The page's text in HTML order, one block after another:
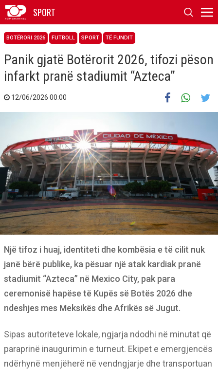
SPORT
BOTËRORI 2026 FUTBOLL SPORT TË FUNDIT
Panik gjatë Botërorit 2026, tifozi pëson
infarkt pranë stadiumit “Azteca”
12/06/2026 00:00
Një tifoz i huaj, identiteti dhe kombësia e të cilit nuk
janë bërë publike, ka pësuar një atak kardiak pranë
stadiumit “Azteca” në Mexico City, pak para
ceremonisë hapëse të Kupës së Botës 2026 dhe
ndeshjes mes Meksikës dhe Afrikës së Jugut.
Sipas autoriteteve lokale, ngjarja ndodhi në minutat që
paraprinë inaugurimin e turneut. Ekipet e emergjencës
ndërhynë menjëherë në vendngjarje dhe transportuan